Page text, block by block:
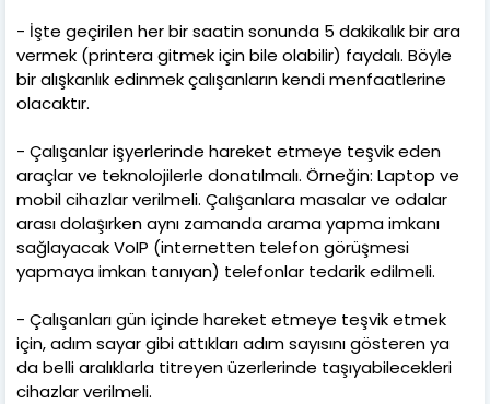
- İşte geçirilen her bir saatin sonunda 5 dakikalık bir ara
vermek (printera gitmek için bile olabilir) faydalı. Böyle
bir alışkanlık edinmek çalışanların kendi menfaatlerine
olacaktır.
- Çalışanlar işyerlerinde hareket etmeye teşvik eden
araçlar ve teknolojilerle donatılmalı. Örneğin: Laptop ve
mobil cihazlar verilmeli. Çalışanlara masalar ve odalar
arası dolaşırken aynı zamanda arama yapma imkanı
sağlayacak VoIP (internetten telefon görüşmesi
yapmaya imkan tanıyan) telefonlar tedarik edilmeli.
- Çalışanları gün içinde hareket etmeye teşvik etmek
için, adım sayar gibi attıkları adım sayısını gösteren ya
da belli aralıklarla titreyen üzerlerinde taşıyabilecekleri
cihazlar verilmeli.